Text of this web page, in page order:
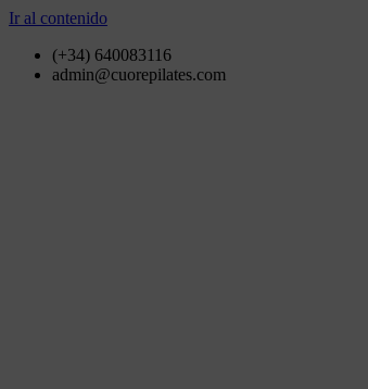
Ir al contenido
(+34) 640083116
admin@cuorepilates.com